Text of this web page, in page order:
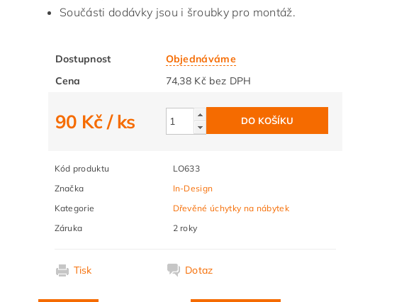
Součásti dodávky jsou i šroubky pro montáž.
Dostupnost
Objednáváme
Cena
74,38 Kč bez DPH
90 Kč/ ks
Kód produktu
LO633
Značka
In-Design
Kategorie
Dřevěné úchytky na nábytek
Záruka
2 roky
Tisk Dotaz